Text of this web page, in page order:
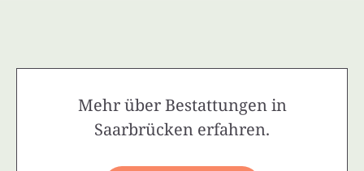
Mehr über Bestattungen in
Saarbrücken erfahren.